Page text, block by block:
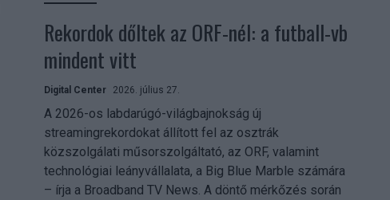
Rekordok dőltek az ORF-nél: a futball-vb
mindent vitt
Digital Center 2026. július 27.
A 2026-os labdarúgó-világbajnokság új
streamingrekordokat állított fel az osztrák
közszolgálati műsorszolgáltató, az ORF, valamint
technológiai leányvállalata, a Big Blue Marble számára
– írja a Broadband TV News. A döntő mérkőzés során